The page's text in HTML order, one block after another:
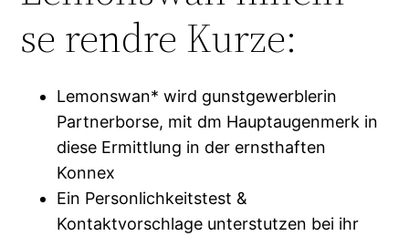
se rendre Kurze:
Lemonswan* wird gunstgewerblerin
Partnerborse, mit dm Hauptaugenmerk in
diese Ermittlung in der ernsthaften
Konnex
Ein Personlichkeitstest &
Kontaktvorschlage unterstutzen bei ihr